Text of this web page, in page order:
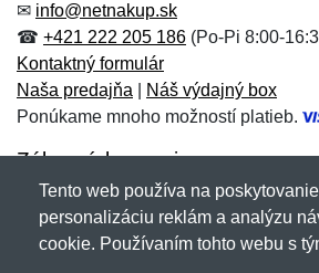
✉ info@netnakup.sk
☎ +421 222 205 186 (Po-Pi 8:00-
Kontaktný formulár
Naša predajňa
Náš výdajný box
Ponúkame mnoho možností platieb.
Zákaznícky servis
Novinky emailom
Tento web používa na
personalizáciu reklám a analýzu
cookie. Používaním tohto webu s